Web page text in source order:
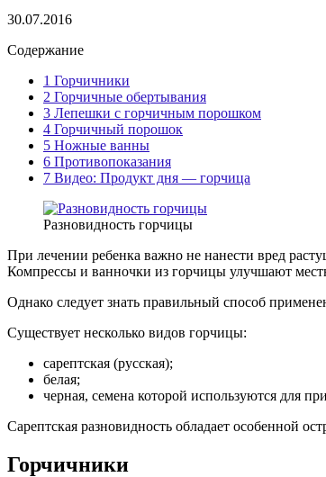
30.07.2016
Содержание
1 Горчичники
2 Горчичные обертывания
3 Лепешки с горчичным порошком
4 Горчичный порошок
5 Ножные ванны
6 Противопоказания
7 Видео: Продукт дня — горчица
Разновидность горчицы
При лечении ребенка важно не нанести вред
Компрессы и ванночки из горчицы улучшают
Однако следует знать правильный способ
Существует несколько видов горчицы:
сарептская (русская);
белая;
черная, семена которой используются для
Сарептская разновидность обладает особенной
Горчичники